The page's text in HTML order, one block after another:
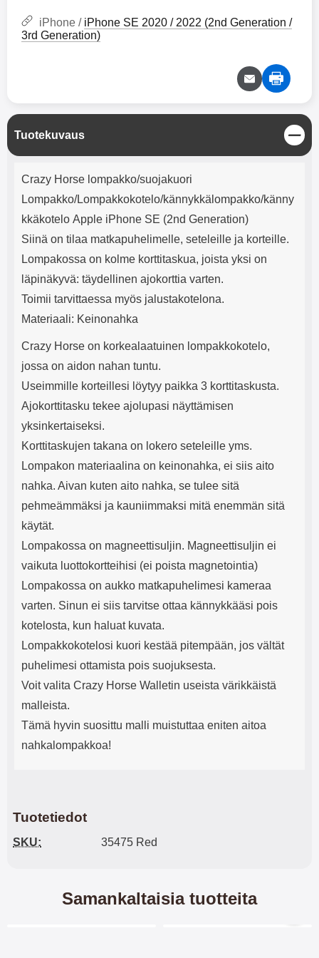
Max Output: USB: DC5V/3.0A
12V/1.67A(PD20W) Total Effekt:
5V/3A Max Maximum output:
Väri: Valkoinen
iPhone / iPhone SE 2020 / 2022 (2nd Generation /
3rd Generation)
Tuotekuvaus
S
u
l
Tuotekuvaus
Crazy Horse lompakko/suojakuori
Lompakko/Lompakkokotelo/kännykkälompakko/känny
kkäkotelo Apple iPhone SE (2nd Generation)
Siinä on tilaa matkapuhelimelle, seteleille ja korteille.
Lompakossa on kolme korttitaskua, joista yksi on
läpinäkyvä: täydellinen ajokorttia varten.
Toimii tarvittaessa myös jalustakotelona.
Materiaali: Keinonahka
Crazy Horse on korkealaatuinen lompakkokotelo,
jossa on aidon nahan tuntu.
Useimmille korteillesi löytyy paikka 3 korttitaskusta.
Ajokorttitasku tekee ajolupasi näyttämisen
yksinkertaiseksi.
Korttitaskujen takana on lokero seteleille yms.
Lompakon materiaalina on keinonahka, ei siis aito
nahka. Aivan kuten aito nahka, se tulee sitä
pehmeämmäksi ja kauniimmaksi mitä enemmän sitä
käytät.
Lompakossa on magneettisuljin. Magneettisuljin ei
vaikuta luottokortteihisi (ei poista magnetointia)
Lompakossa on aukko matkapuhelimesi kameraa
varten. Sinun ei siis tarvitse ottaa kännykkääsi pois
kotelosta, kun haluat kuvata.
Lompakkokotelosi kuori kestää pitempään, jos vältät
puhelimesi ottamista pois suojuksesta.
Voit valita Crazy Horse Walletin useista värikkäistä
malleista.
Tämä hyvin suosittu malli muistuttaa eniten aitoa
nahkalompakkoa!
Tuotetiedot
SKU: 35475 Red
Samankaltaisia tuotteita